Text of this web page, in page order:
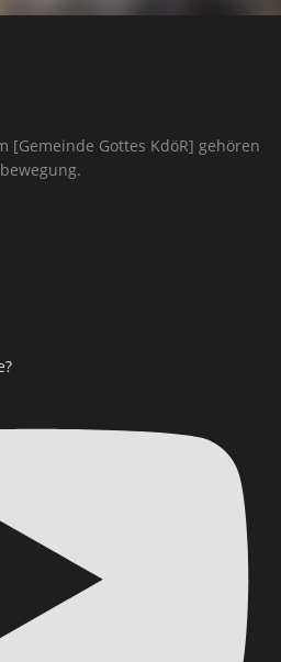
[Gemeinde Gottes KdöR] gehören